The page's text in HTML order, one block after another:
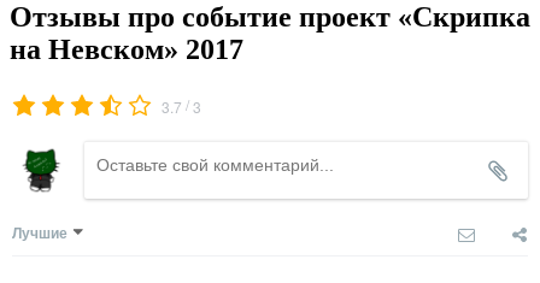
Отзывы про событие проект «Скрипка
на Невском» 2017
3.7 /3
Лучшие